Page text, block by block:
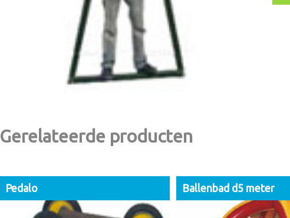
Gerelateerde producten
Pedalo Ballenbad d5 meter